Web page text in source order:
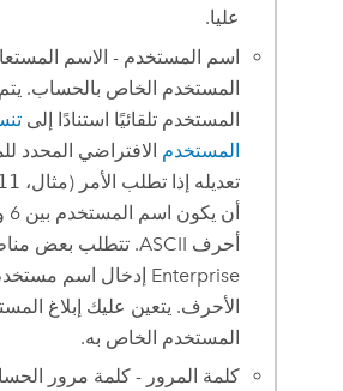
عليا.
اسم المستخدم - الاسم
المستخدم الخاص بالحساب.
المستخدم تلقائيًا استنادًا إلى
المستخدم الافتراضي المحدد
تعديله إذا تطلب الأمر (مثال،
أحرف ASCII. تتطلب بعض مناطق
Enterprise إدخال اسم
الأحرف. يتعين عليك إبلاغ
المستخدم الخاص به.
كلمة المرور - كلمة مرور